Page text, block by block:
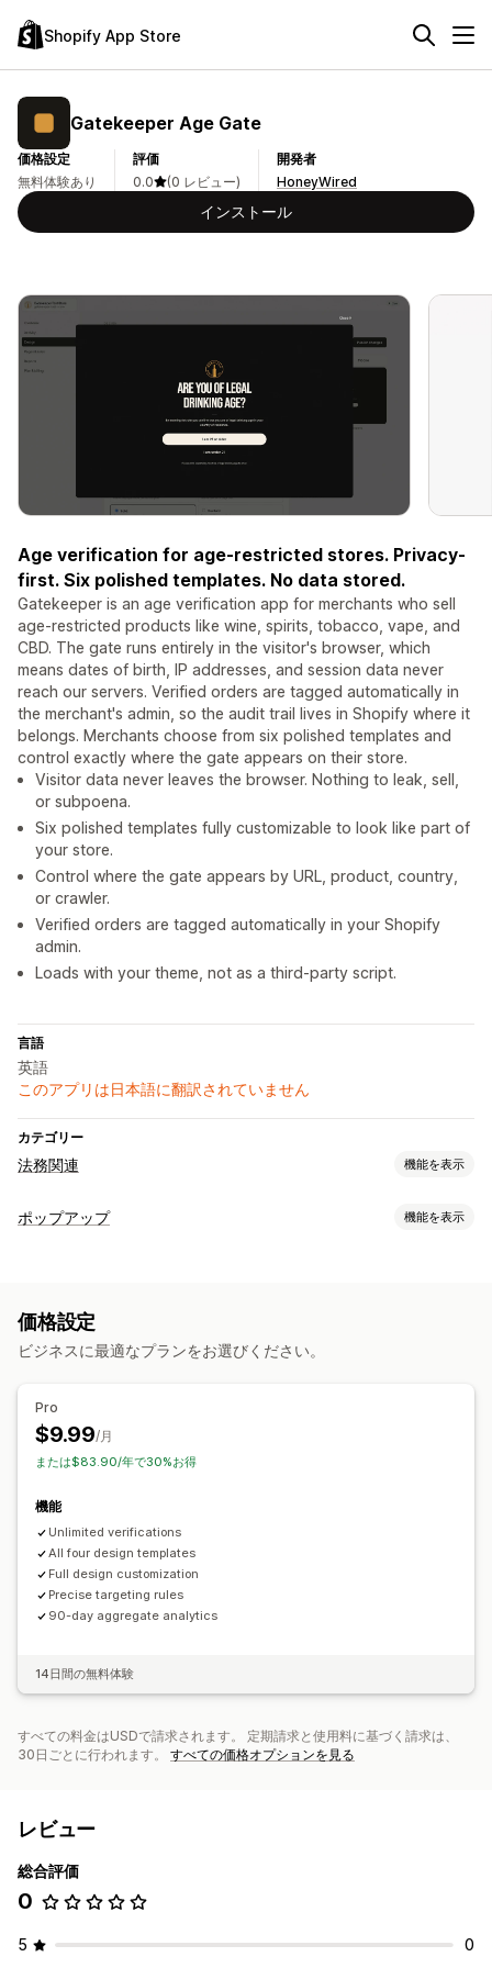
Shopify App Store
Gatekeeper Age Gate
価格設定
無料体験あり
評価
0.0
(0 レビュー)
開発者
HoneyWired
インストール
Age verification for age-restricted stores. Privacy-
first. Six polished templates. No data stored.
Gatekeeper is an age verification app for merchants who sell
age-restricted products like wine, spirits, tobacco, vape, and
CBD. The gate runs entirely in the visitor's browser, which
means dates of birth, IP addresses, and session data never
reach our servers. Verified orders are tagged automatically in
the merchant's admin, so the audit trail lives in Shopify where it
belongs. Merchants choose from six polished templates and
control exactly where the gate appears on their store.
Visitor data never leaves the browser. Nothing to leak, sell,
or subpoena.
Six polished templates fully customizable to look like part of
your store.
Control where the gate appears by URL, product, country,
or crawler.
Verified orders are tagged automatically in your Shopify
admin.
Loads with your theme, not as a third-party script.
言語
英語
このアプリは日本語に翻訳されていません
カテゴリー
法務関連 機能を表示
コンプライアンス
カスタマイズ
色とフォント
ウィジェット配置 カスタムCSS
カスタムテキスト
ポップアップ 機能を表示
カスタムポップアップ
翻訳 ローカライズ
ジオロケーション
タグ付け
価格設定
ビジネスに最適なプランをお選びください。
Pro
$9.99/月
または$83.90/年で30%お得
機能
Unlimited verifications
All four design templates
Full design customization
Precise targeting rules
90-day aggregate analytics
14日間の無料体験
すべての料金はUSDで請求されます。 定期請求と使用料に基づく請求は、
30日ごとに行われます。 すべての価格オプションを見る
レビュー
総合評価
0
5
0